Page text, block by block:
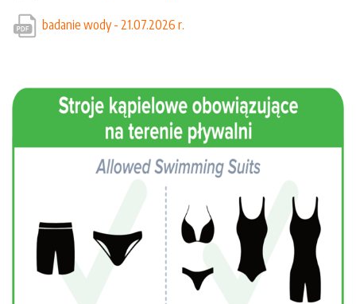
badanie wody - 21.07.2026 r.